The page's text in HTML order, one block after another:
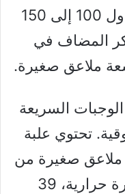
تناول 100 إلى 150
المضاف في
ملاعق صغيرة.
السريعة
على ما يزيد عن 12 أوقية. تحتوي علبة
12 أونصة من الصودا على 8 ملاعق صغيرة من
السكر. هذا يساوي 140 سعرة حرارية، 39